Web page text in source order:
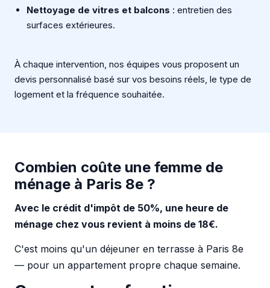
Nettoyage de vitres et balcons : entretien des
surfaces extérieures.
À chaque intervention, nos équipes vous proposent un
devis personnalisé basé sur vos besoins réels, le type de
logement et la fréquence souhaitée.
Combien coûte une femme de
ménage à Paris 8e ?
Avec le crédit d'impôt de 50%, une heure de
ménage chez vous revient à moins de 18€.
C'est moins qu'un déjeuner en terrasse à Paris 8e
— pour un appartement propre chaque semaine.